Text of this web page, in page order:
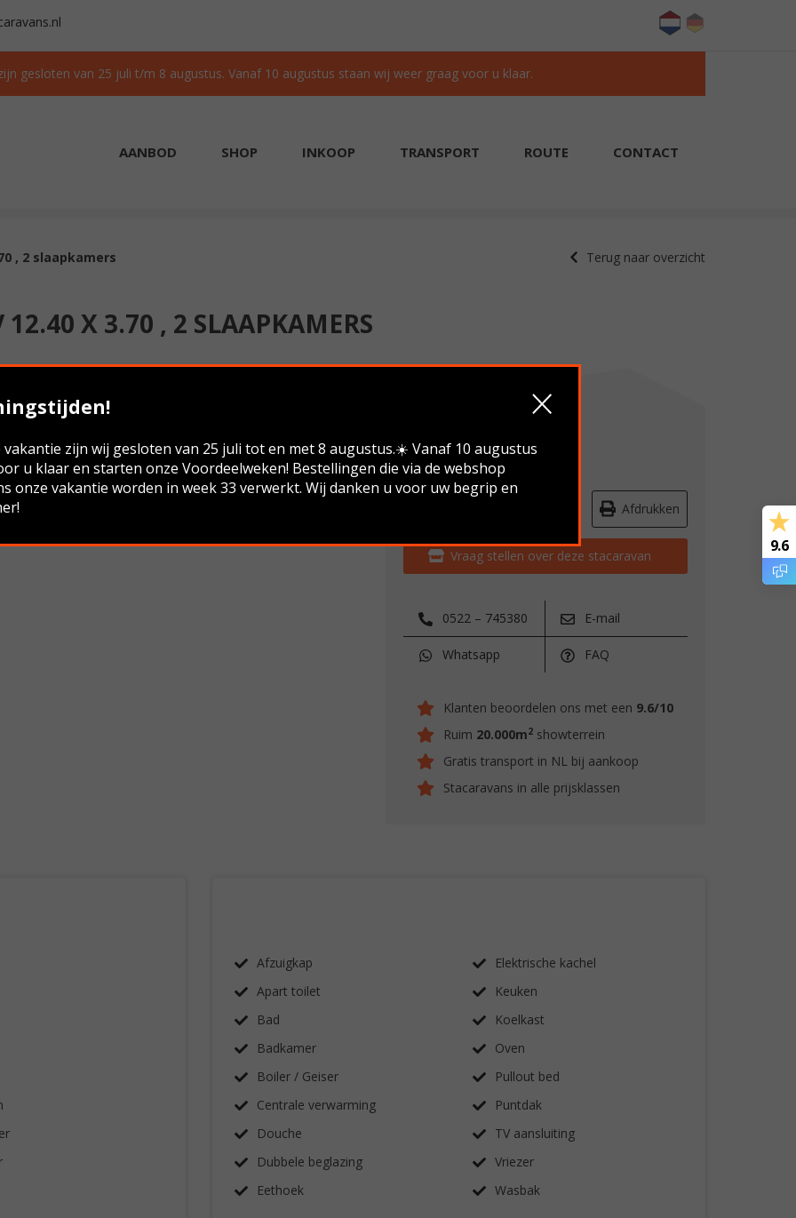
gesloten van 25 juli t/m 8 augustus. Vanaf 10 augustus staan wij weer graag voor u klaar.
AANBOD SHOP INKOOP TRANSPORT ROUTE CONTACT
, 2 slaapkamers Terug naar overzicht
X 3.70 , 2 SLAAPKAMERS
Verkocht
Afdrukken
Vraag stellen over deze stacaravan
0522 – 745380 E-mail
Whatsapp FAQ
Klanten beoordelen ons met een 9.6/10
Ruim 20.000m2 showterrein
Gratis transport in NL bij aankoop
Stacaravans in alle prijsklassen
Afzuigkap
Apart toilet
Bad
Badkamer
Boiler / Geiser
Centrale verwarming
Douche
Dubbele beglazing
Eethoek
Elektrische kachel
Keuken
Koelkast
Oven
Pullout bed
Puntdak
TV aansluiting
Vriezer
Wasbak
zijn wij gesloten van 25 juli tot en met 8 augustus.☀️ Vanaf 10 augustus
u klaar en starten onze Voordeelweken! Bestellingen die via de webshop
onze vakantie worden in week 33 verwerkt. Wij danken u voor uw begrip en
9.6